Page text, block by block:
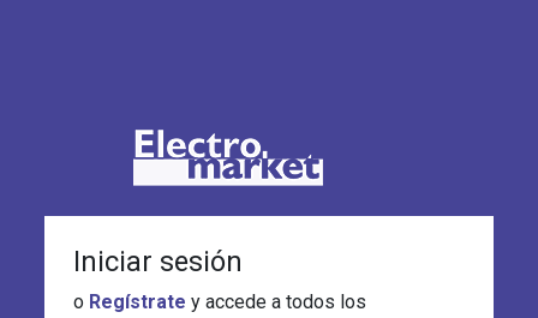
Iniciar sesión
o Regístrate y accede a todos los